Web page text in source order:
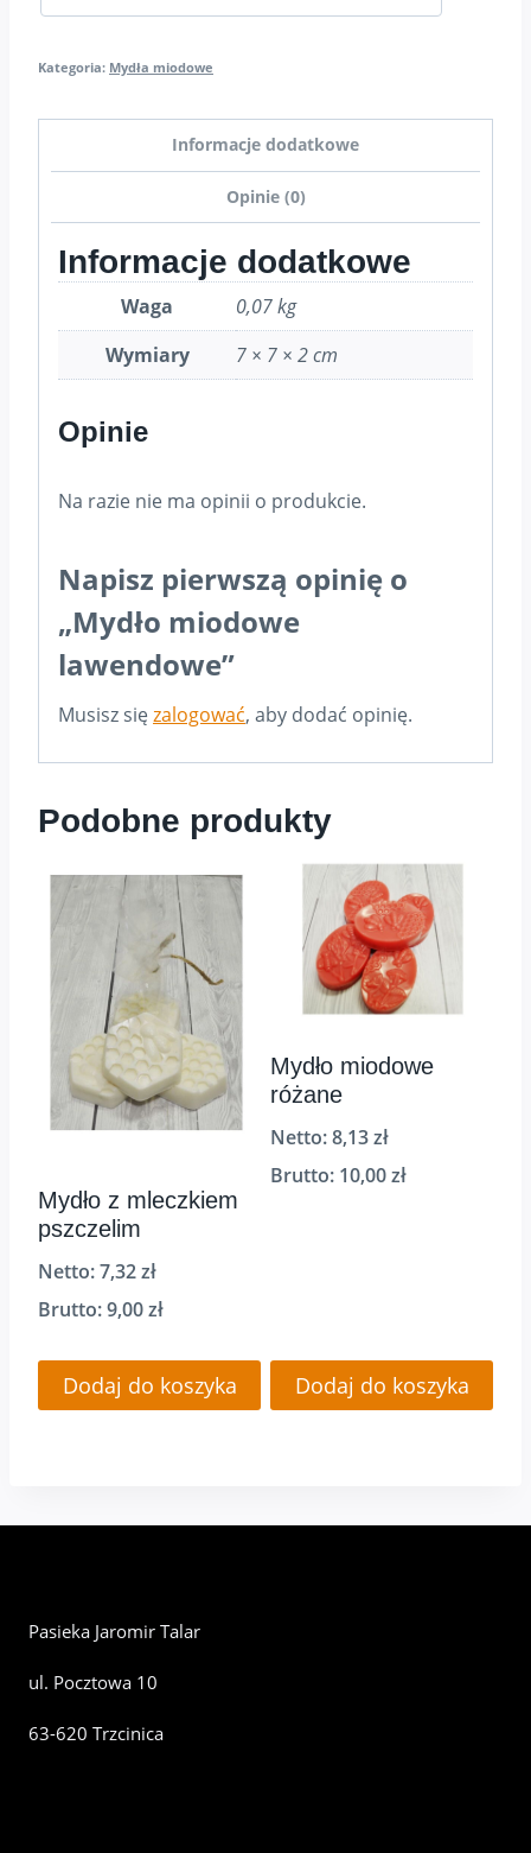
Kategoria: Mydła miodowe
Informacje dodatkowe
Opinie (0)
Informacje dodatkowe
Waga
0,07 kg
Wymiary
7 × 7 × 2 cm
Opinie
Na razie nie ma opinii o produkcie.
Napisz pierwszą opinię o
„Mydło miodowe
lawendowe”
Musisz sięzalogować, aby dodać opinię.
Podobne produkty
Mydło z mleczkiem
pszczelim
Netto:7,32zł
Brutto:9,00zł
Dodaj do koszyka
Mydło miodowe
różane
Netto:8,13zł
Brutto: 10,00zł
Dodaj do koszyka
Pasieka Jaromir Talar
ul. Pocztowa 10
63-620 Trzcinica